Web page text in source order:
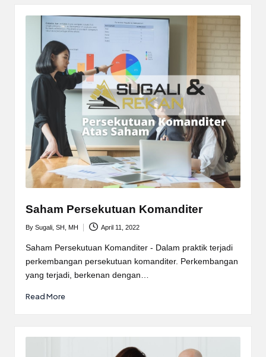
Saham Persekutuan Komanditer
Posted
by
By Sugali, SH, MH April 11, 2022
Saham Persekutuan Komanditer - Dalam praktik terjadi
perkembangan persekutuan komanditer. Perkembangan
yang terjadi, berkenan dengan…
Read More